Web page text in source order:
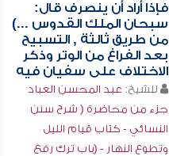
فإذا أراد أن ينصرف قال:
سبحان الملك القدوس ...)
من طريق ثالثة , التسبيح
بعد الفراغ من الوتر وذكر
الاختلاف على سفيان فيه
للشيخ: عبد المحسن العباد
جزء من محاضرة ( شرح سنن
النسائي - كتاب قيام الليل
وتطوع النهار - (باب ترك رفع